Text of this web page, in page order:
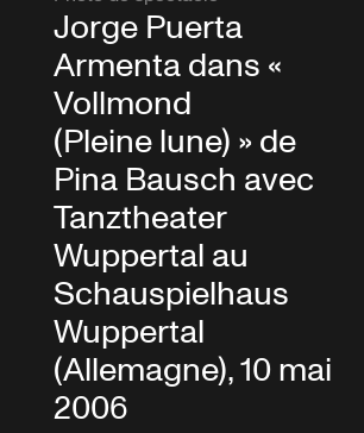
Jorge Puerta
Armenta dans «
Vollmond
(Pleine lune) » de
Pina Bausch avec
Tanztheater
Wuppertal au
Schauspielhaus
Wuppertal
(Allemagne), 10 mai
2006